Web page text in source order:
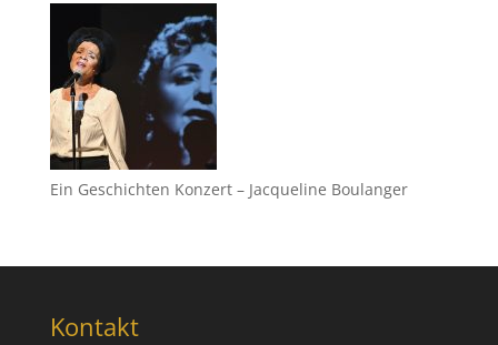
Ein Geschichten Konzert – Jacqueline Boulanger
Kontakt